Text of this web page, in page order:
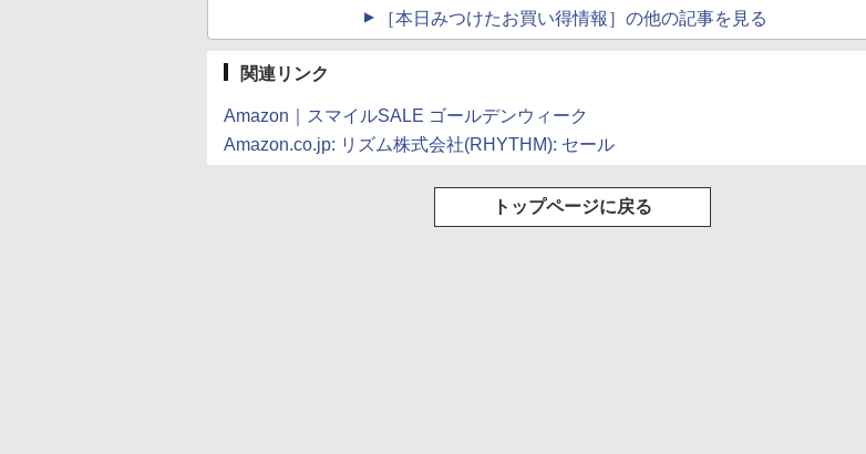
［本日みつけたお買い得情報］の他の記事を見る
関連リンク
Amazon｜スマイルSALE ゴールデンウィーク
Amazon.co.jp: リズム株式会社(RHYTHM): セール
トップページに戻る